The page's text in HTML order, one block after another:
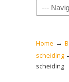
Home →
scheiding
scheiding